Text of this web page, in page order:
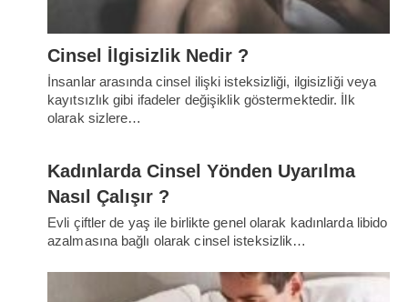
Cinsel İlgisizlik Nedir ?
İnsanlar arasında cinsel ilişki isteksizliği, ilgisizliği veya
kayıtsızlık gibi ifadeler değişiklik göstermektedir. İlk
olarak sizlere…
Kadınlarda Cinsel Yönden Uyarılma
Nasıl Çalışır ?
Evli çiftler de yaş ile birlikte genel olarak kadınlarda libido
azalmasına bağlı olarak cinsel isteksizlik…